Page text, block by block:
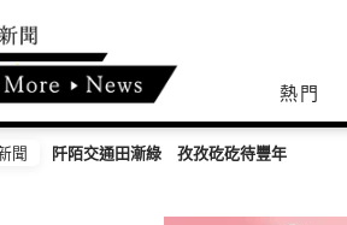
熱門
聞 阡陌交通田漸綠 孜孜矻矻待豐年